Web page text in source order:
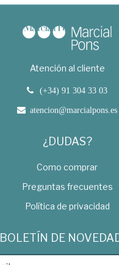
Atención al cliente
(+34) 91 304 33 03
atencion@marcialpons.es
¿DUDAS?
Como comprar
Preguntas frecuentes
Política de privacidad
BOLETÍN DE